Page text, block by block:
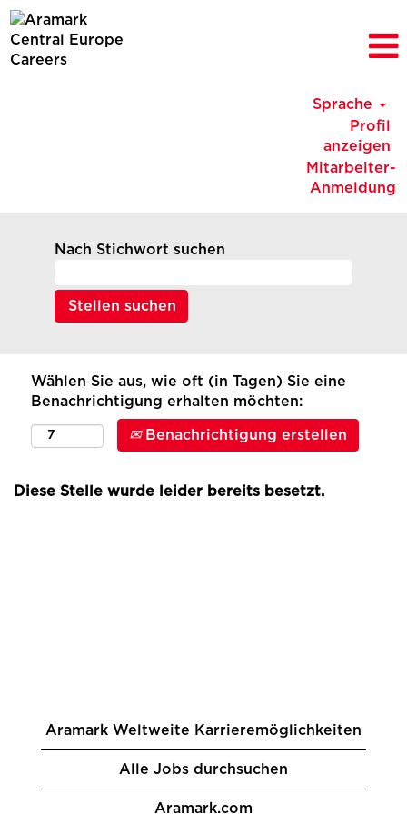
Sprache
Profil
anzeigen
Mitarbeiter-
Anmeldung
Nach Stichwort suchen
Wählen Sie aus, wie oft (in Tagen) Sie eine
Benachrichtigung erhalten möchten:
Benachrichtigung erstellen
Diese Stelle wurde leider bereits besetzt.
Aramark Weltweite Karrieremöglichkeiten
Alle Jobs durchsuchen
Aramark.com